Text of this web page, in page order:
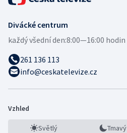
Divácké centrum
každý všední den:8:00—16:00 hodin
261 136 113
info@ceskatelevize.cz
Vzhled
Světlý Tmavý